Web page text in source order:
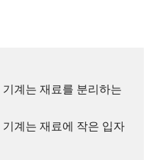
계는 재료를 분리하는
계는 재료에 작은 입자